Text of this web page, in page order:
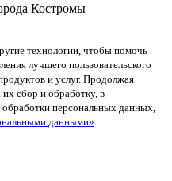
Костромы
технологии, чтобы помочь
лучшего пользовательского
и услуг. Продолжая
их сбор и обработку, в
персональных данных,
данными»